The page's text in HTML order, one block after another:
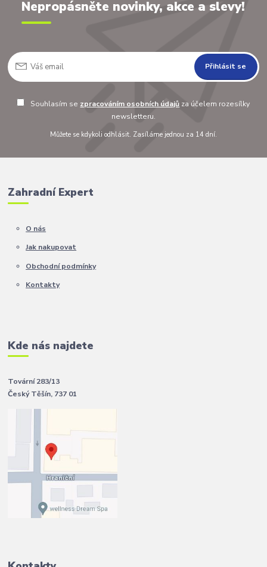
Nepropásněte novinky, akce a slevy!
Přihlásit se
Souhlasím se zpracováním osobních údajů za účelem rozesílky
newsletteru.
Můžete se kdykoli odhlásit. Zasíláme jednou za 14 dní.
Zahradní Expert
O nás
Jak nakupovat
Obchodní podmínky
Kontakty
Kde nás najdete
Tovární 283/13
Český Těšín, 737 01